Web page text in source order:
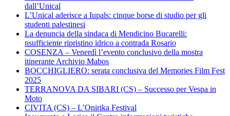
dall’Unical
L’Unical aderisce a Iupals: cinque borse di studio per gli
studenti palestinesi
La denuncia della sindaca di Mendicino Bucarelli:
nsufficiente ripristino idrico a contrada Rosario
COSENZA – Venerdì l’evento conclusivo della mostra
itinerante Archivio Mabos
BOCCHIGLIERO: serata conclusiva del Memories Film Fest
2025
TERRANOVA DA SIBARI (CS) – Successo per Vespa in
Moto
CIVITA (CS) – L’Onirika Festival